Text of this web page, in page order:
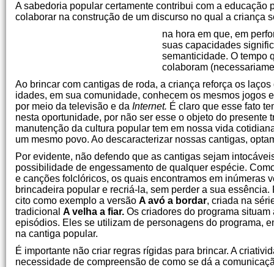
A sabedoria popular certamente contribui com a
colaborar na construção de um discurso no qual a criança
na hora em que, em
suas capacidades
semanticidade. O tempo
colaboram
Ao brincar com cantigas de roda, a criança reforça os
idades, em sua comunidade, conhecem os mesmos jogos
por meio da televisão e da Internet. É claro que esse fato
nesta oportunidade, por não ser esse o objeto do
manutenção da cultura popular tem em nossa vida
um mesmo povo. Ao descaracterizar nossas cantigas,
Por evidente, não defendo que as cantigas sejam
possibilidade de engessamento de qualquer espécie.
e canções folclóricos, os quais encontramos em inúmeras
brincadeira popular e recriá-la, sem perder a sua
cito como exemplo a versão A avó a bordar, criada na
tradicional A velha a fiar. Os criadores do programa
episódios. Eles se utilizam de personagens do programa,
na cantiga popular.
É importante não criar regras rígidas para brincar. A
necessidade de compreensão de como se dá a